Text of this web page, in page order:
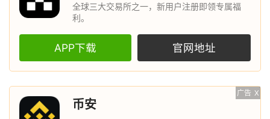
全球三大交易所之一，新用户注册即领专属福
利。
APP下载 官网地址
广告 X
币安